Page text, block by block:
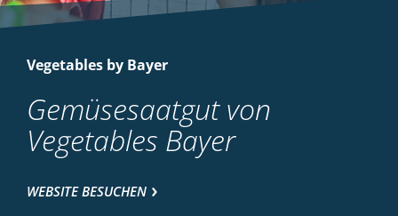
Vegetables by Bayer
Gemüsesaatgut von
Vegetables Bayer
WEBSITE BESUCHEN